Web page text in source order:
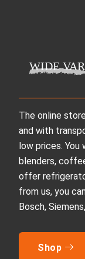
WIDE
The online
and with
low prices. You
blenders,
offer
from us, you
Bosch,
Shop